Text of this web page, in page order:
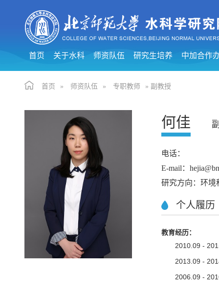
首页 关于水科 师资队伍 研究生培养 中加合作
首页 » 师资队伍 » 专职教师 » 副教授
何佳
电话：
E-mail：
研究方向：环境
个人履历
教育经历：
2010.09 -
2013.09 -
2006.09 -